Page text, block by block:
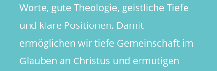
Worte, gute Theologie, geistliche Tiefe
und klare Positionen. Damit
ermöglichen wir tiefe Gemeinschaft im
Glauben an Christus und ermutigen